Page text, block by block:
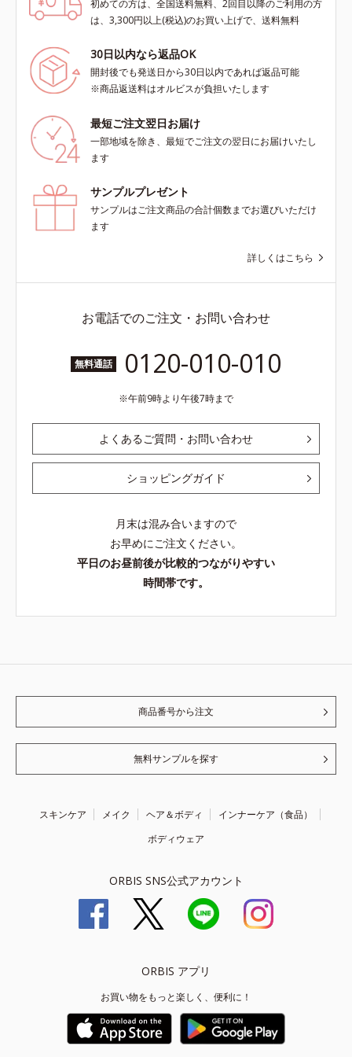
初めての方は、全国送料無料、2回目以降のご利用の方
は、3,300円以上(税込)のお買い上げで、送料無料
30日以内なら返品OK
開封後でも発送日から30日以内であれば返品可能
※商品返送料はオルビスが負担いたします
最短ご注文翌日お届け
一部地域を除き、最短でご注文の翌日にお届けいたし
ます
サンプルプレゼント
サンプルはご注文商品の合計個数までお選びいただけ
ます
詳しくはこちら
お電話でのご注文・お問い合わせ
無料通話 0120-010-010
午前9時より午後7時まで
よくあるご質問・お問い合わせ
ショッピングガイド
月末は混み合いますので
お早めにご注文ください。
平日のお昼前後が比較的つながりやすい
時間帯です。
商品番号から注文
無料サンプルを探す
スキンケア メイク ヘア＆ボディ
インナーケア（食品）
ボディウェア
ORBIS SNS公式アカウント
ORBIS アプリ
お買い物をもっと楽しく、便利に！